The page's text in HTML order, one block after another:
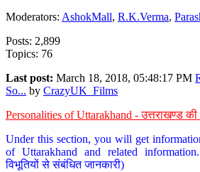
Moderators: AshokMall, R.K.Verma,
Posts: 2,899
Topics: 76
Last post: March 18, 2018, 05:48:17 PM
So... by CrazyUK_Films
Personalities of Uttarakhand - उत्तराखण्ड की
Under this section, you will get
of Uttarakhand and related
विभूतियों से संबंधित जानकारी)